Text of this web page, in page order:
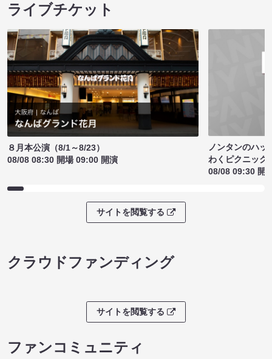
ライブチケット
８月本公演（8/1～8/23）
08/08 08:30 開場 09:00 開演
ノンタンのハッ
わくピクニック
08/08 09:30 開
サイトを閲覧する
クラウドファンディング
サイトを閲覧する
ファンコミュニティ